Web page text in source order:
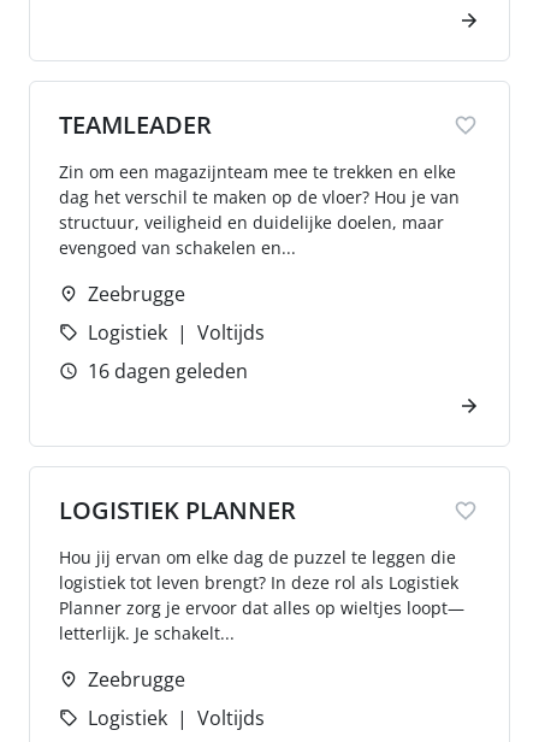
TEAMLEADER
Zin om een magazijnteam mee te trekken en elke
dag het verschil te maken op de vloer? Hou je van
structuur, veiligheid en duidelijke doelen, maar
evengoed van schakelen en...
Zeebrugge
Logistiek
Voltijds
16 dagen geleden
LOGISTIEK PLANNER
Hou jij ervan om elke dag de puzzel te leggen die
logistiek tot leven brengt? In deze rol als Logistiek
Planner zorg je ervoor dat alles op wieltjes loopt—
letterlijk. Je schakelt...
Zeebrugge
Logistiek
Voltijds